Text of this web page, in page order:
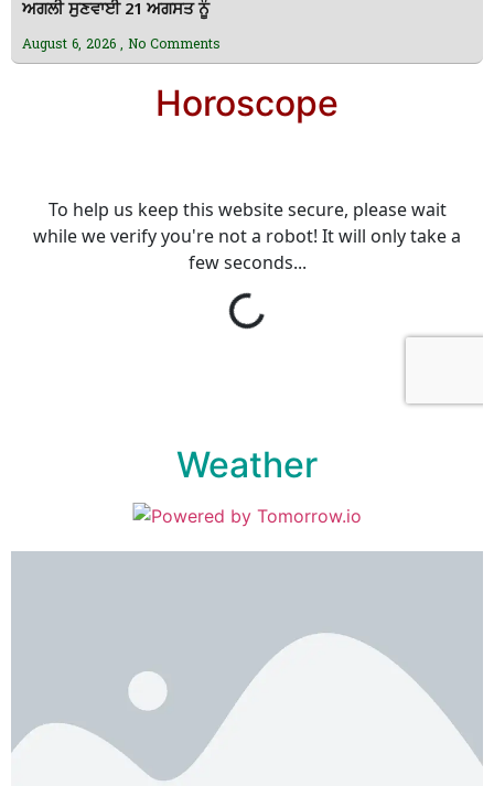
ਅਗਲੀ ਸੁਣਵਾਈ 21 ਅਗਸਤ ਨੂੰ
August 6, 2026 No Comments
Horoscope
Weather